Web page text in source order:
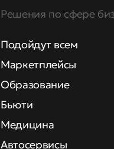
Решения по сфере
Подойдут всем
Маркетплейсы
Образование
Бьюти
Медицина
Автосервисы